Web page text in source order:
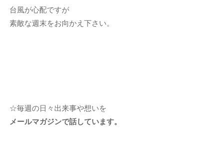
台風が心配ですが
素敵な週末をお向かえ下さい。
☆毎週の日々出来事や想いを
メールマガジンで話しています。